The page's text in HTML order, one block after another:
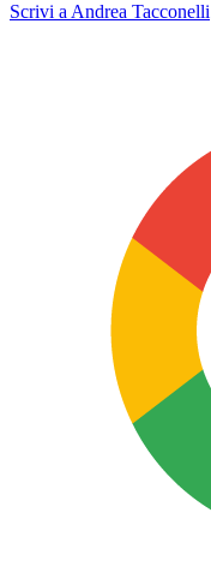
Scrivi a Andrea Tacconelli